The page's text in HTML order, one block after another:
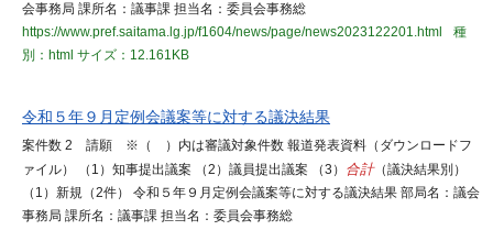
会事務局 課所名：議事課 担当名：委員会事務総
https://www.pref.saitama.lg.jp/f1604/news/page/news2023122201.html
種
別：html サイズ：12.161KB
令和５年９月定例会議案等に対する議決結果
案件数 2 請願 ※（ ）内は審議対象件数 報道発表資料（ダウンロードフ
ァイル） （1）知事提出議案 （2）議員提出議案 （3） 合計（議決結果別）
（1）新規（2件） 令和５年９月定例会議案等に対する議決結果 部局名：議会
事務局 課所名：議事課 担当名：委員会事務総